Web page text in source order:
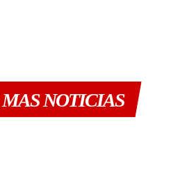
NOTICIAS